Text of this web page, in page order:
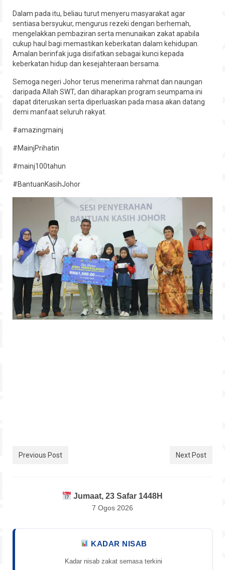
Dalam pada itu, beliau turut menyeru masyarakat agar
sentiasa bersyukur, mengurus rezeki dengan berhemah,
mengelakkan pembaziran serta menunaikan zakat apabila
cukup haul bagi memastikan keberkatan dalam kehidupan.
Amalan berinfak juga disifatkan sebagai kunci kepada
keberkatan hidup dan kesejahteraan bersama.
Semoga negeri Johor terus menerima rahmat dan naungan
daripada Allah SWT, dan diharapkan program seumpama ini
dapat diteruskan serta diperluaskan pada masa akan datang
demi manfaat seluruh rakyat.
#amazingmainj
#MainjPrihatin
#mainj100tahun
#BantuanKasihJohor
Previous Post Next Post
Jumaat, 23 Safar 1448H
7 Ogos 2026
KADAR NISAB
Kadar nisab zakat semasa terkini